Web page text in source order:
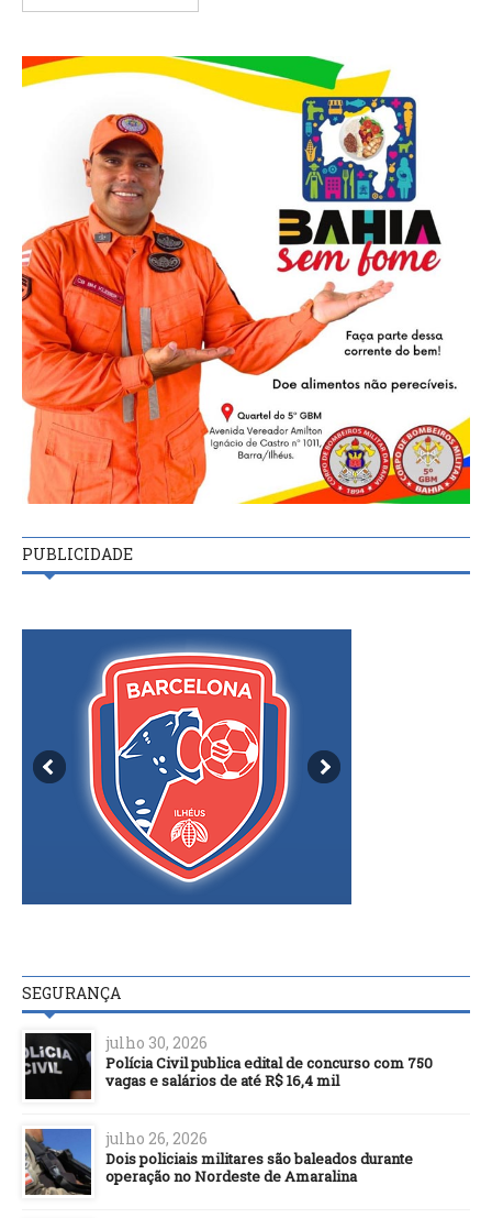
PUBLICIDADE
SEGURANÇA
julho 30, 2026
Polícia Civil publica edital de concurso com 750
vagas e salários de até R$ 16,4 mil
julho 26, 2026
Dois policiais militares são baleados durante
operação no Nordeste de Amaralina